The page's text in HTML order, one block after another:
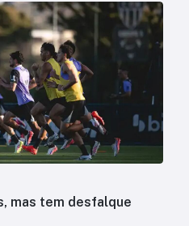
mas tem desfalque